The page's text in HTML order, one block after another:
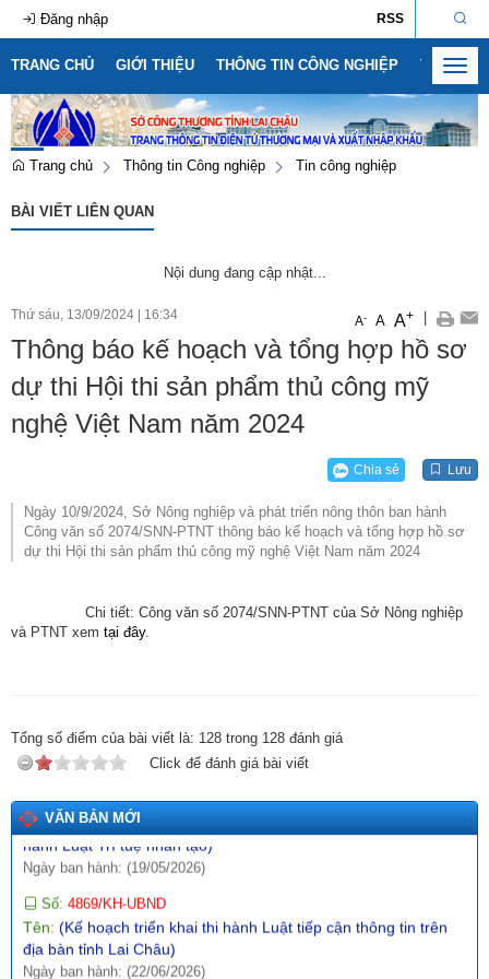
RSS
Đăng nhập
TRANG CHỦ GIỚI THIỆU THÔNG TIN CÔNG NGHIỆP THÔNG
Trang chủ Thông tin Công nghiệp Tin công nghiệp
BÀI VIẾT LIÊN QUAN
Nội dung đang cập nhật...
Thứ sáu, 13/09/2024 16:34 A- A A+
Thông báo kế hoạch và tổng hợp hồ sơ
dự thi Hội thi sản phẩm thủ công mỹ
nghệ Việt Nam năm 2024
Chia sẻ Lưu
Ngày 10/9/2024, Sở Nông nghiệp và phát triển nông thôn ban hành
Công văn số 2074/SNN-PTNT thông báo kế hoạch và tổng hợp hồ sơ
dự thi Hội thi sản phẩm thủ công mỹ nghệ Việt Nam năm 2024
Chi tiết: Công văn số 2074/SNN-PTNT của Sở Nông nghiệp
và PTNT xem tại đây.
Tổng số điểm của bài viết là: 128 trong 128 đánh giá
Click để đánh giá bài viết
VĂN BẢN MỚI
Số: 1792/KH-SCT
Tên:(Kế hoạch thực hiện Nghị quyết số 57-NQ/TW, ngày
22/12/2024 của Bộ Chính trị về đột phá phát triển khoa học,
công nghệ, đổi mới sáng tạo và chuyển đổi số quốc gia năm
Ngày ban hành: (09/05/2026)
Số:3092/SCT-QLTM
sản vào thị trường EU)
Ngày ban hành: (12/07/2026)
57-NQ/TW)
Ngày ban hành: (09/05/2026)
Tên:(Nghị định quy định chi tiết một số điều và biện pháp thi
hành Luật Trí tuệ nhân tạo)
Ngày ban hành: (19/05/2026)
Số: 4869/KH-UBND
Tên: (Kế hoạch triển khai thi hành Luật tiếp cận thông tin trên
địa bàn tỉnh Lai Châu)
Ngày ban hành: (22/06/2026)